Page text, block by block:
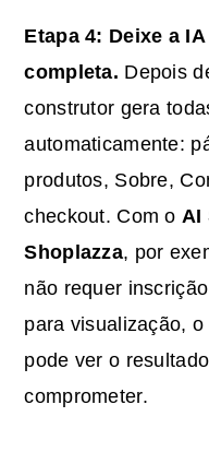
Etapa 4: Deixe a IA
completa. Depois
construtor gera
automaticamente:
produtos, Sobre,
checkout. Com o AI
Shoplazza, por
não requer
para visualização,
pode ver o
comprometer.